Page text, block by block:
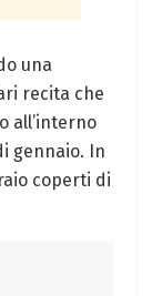
una
recita che
all’interno
gennaio. In
coperti di